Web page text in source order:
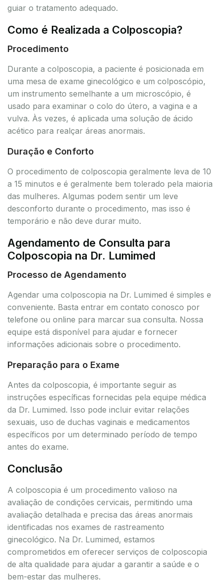
guiar o tratamento adequado.
Como é Realizada a Colposcopia?
Procedimento
Durante a colposcopia, a paciente é posicionada em
uma mesa de exame ginecológico e um colposcópio,
um instrumento semelhante a um microscópio, é
usado para examinar o colo do útero, a vagina e a
vulva. Às vezes, é aplicada uma solução de ácido
acético para realçar áreas anormais.
Duração e Conforto
O procedimento de colposcopia geralmente leva de 10
a 15 minutos e é geralmente bem tolerado pela maioria
das mulheres. Algumas podem sentir um leve
desconforto durante o procedimento, mas isso é
temporário e não deve durar muito.
Agendamento de Consulta para
Colposcopia na Dr. Lumimed
Processo de Agendamento
Agendar uma colposcopia na Dr. Lumimed é simples e
conveniente. Basta entrar em contato conosco por
telefone ou online para marcar sua consulta. Nossa
equipe está disponível para ajudar e fornecer
informações adicionais sobre o procedimento.
Preparação para o Exame
Antes da colposcopia, é importante seguir as
instruções específicas fornecidas pela equipe médica
da Dr. Lumimed. Isso pode incluir evitar relações
sexuais, uso de duchas vaginais e medicamentos
específicos por um determinado período de tempo
antes do exame.
Conclusão
A colposcopia é um procedimento valioso na
avaliação de condições cervicais, permitindo uma
avaliação detalhada e precisa das áreas anormais
identificadas nos exames de rastreamento
ginecológico. Na Dr. Lumimed, estamos
comprometidos em oferecer serviços de colposcopia
de alta qualidade para ajudar a garantir a saúde e o
bem-estar das mulheres.